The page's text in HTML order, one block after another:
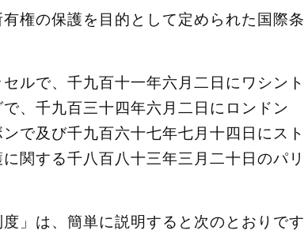
権の保護を目的として定められた国際条
ルで、千九百十一年六月二日にワシント
、千九百三十四年六月二日にロンドン
で及び千九百六十七年七月十四日にスト
関する千八百八十三年三月二十日のパリ
」は、簡単に説明すると次のとおりです